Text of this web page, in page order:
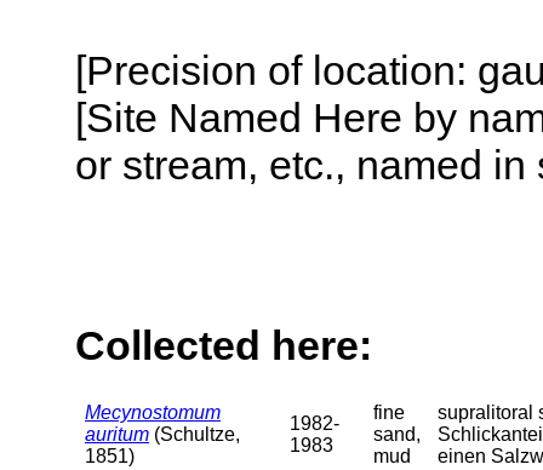
[Precision of location:
[Site Named Here by
or stream, etc., named
Collected here:
Mecynostomum
auritum (Schultze,
1851)
1982-
1983
fine
sand,
mud
supralitoral
einen